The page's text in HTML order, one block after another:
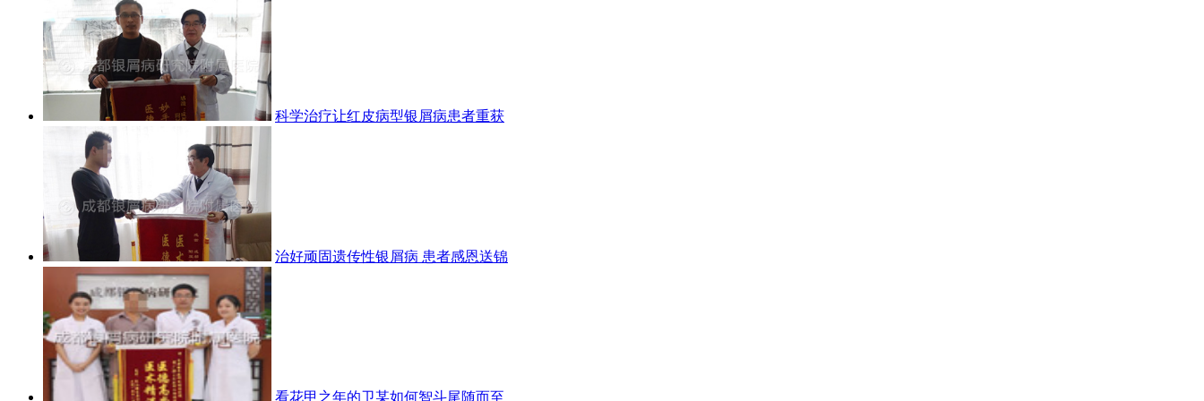
科学治疗让红皮病型银屑病患者重获
治好顽固遗传性银屑病 患者感恩送锦
看花甲之年的卫某如何智斗尾随而至